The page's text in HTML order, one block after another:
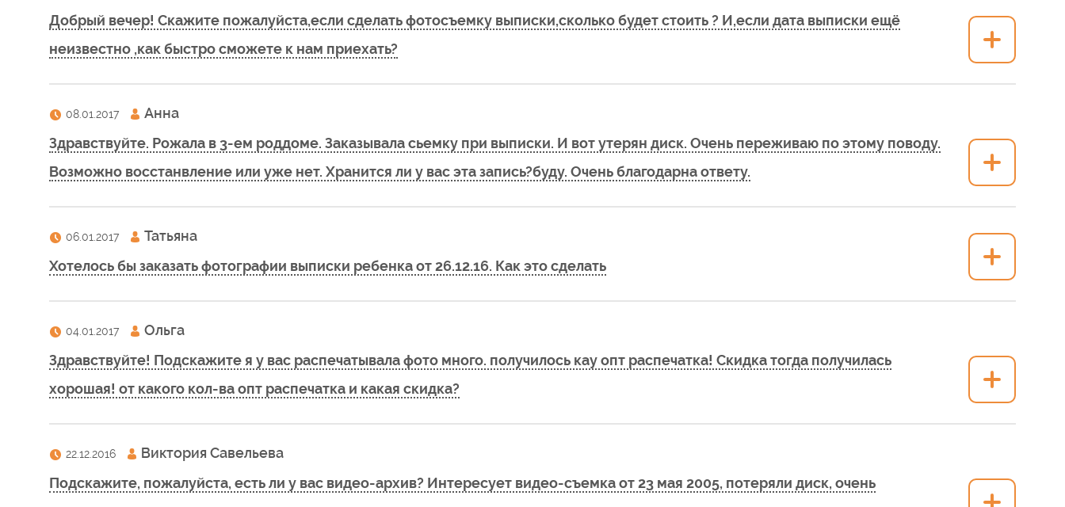
Добрый вечер! Скажите пожалуйста,если сделать фотосъемку выписки,сколько будет стоить ? И,если дата выписки ещё
неизвестно ,как быстро сможете к нам приехать?
08.01.2017
Анна
Здравствуйте. Рожала в 3-ем роддоме. Заказывала сьемку при выписки. И вот утерян диск. Очень переживаю по этому поводу.
Возможно восстанвление или уже нет. Хранится ли у вас эта запись?буду. Очень благодарна ответу.
06.01.2017
Татьяна
Хотелось бы заказать фотографии выписки ребенка от 26.12.16. Как это сделать
04.01.2017
Ольга
Здравствуйте! Подскажите я у вас распечатывала фото много. получилось кау опт распечатка! Скидка тогда получилась
хорошая! от какого кол-ва опт распечатка и какая скидка?
22.12.2016
Виктория Савельева
Подскажите, пожалуйста, есть ли у вас видео-архив? Интересует видео-съемка от 23 мая 2005, потеряли диск, очень